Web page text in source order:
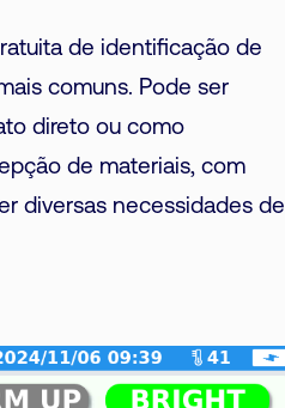
de identificação de
comuns. Pode ser
direto ou como
de materiais, com
diversas necessidades de